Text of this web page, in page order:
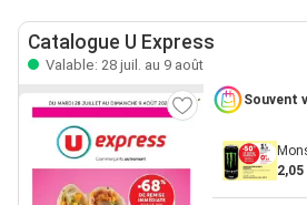
Catalogue U Express
Valable: 28 juil. au 9 août
Souvent
2,05